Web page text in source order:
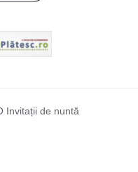
Invitații de nuntă